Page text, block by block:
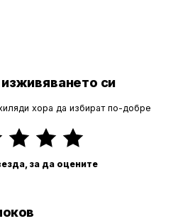
си
хора да избират по-добре
за да оцените